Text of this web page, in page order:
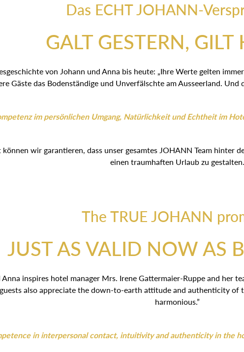
Das ECHT JOHANN-
GALT GESTERN, GILT
von Johann und Anna bis heute: „Ihre Werte gelten
Gäste das Bodenständige und Unverfälschte am Ausseerland. Und
im persönlichen Umgang, Natürlichkeit und Echtheit im
wir garantieren, dass unser gesamtes JOHANN Team hinter
einen traumhaften Urlaub zu gestalten.
The TRUE JOHANN
JUST AS VALID NOW AS
inspires hotel manager Mrs. Irene Gattermaier-Ruppe and her
also appreciate the down-to-earth attitude and authenticity of
harmonious.”
in interpersonal contact, intuitivity and authenticity in the